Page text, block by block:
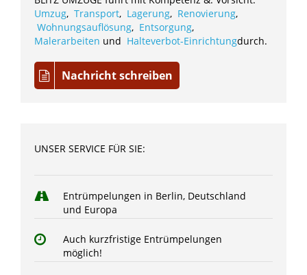
Umzug, Transport, Lagerung, Renovierung,
Wohnungsauflösung, Entsorgung,
Malerarbeiten und Halteverbot-Einrichtungdurch.
Nachricht schreiben
UNSER SERVICE FÜR SIE:
Entrümpelungen in Berlin, Deutschland
und Europa
Auch kurzfristige Entrümpelungen
möglich!